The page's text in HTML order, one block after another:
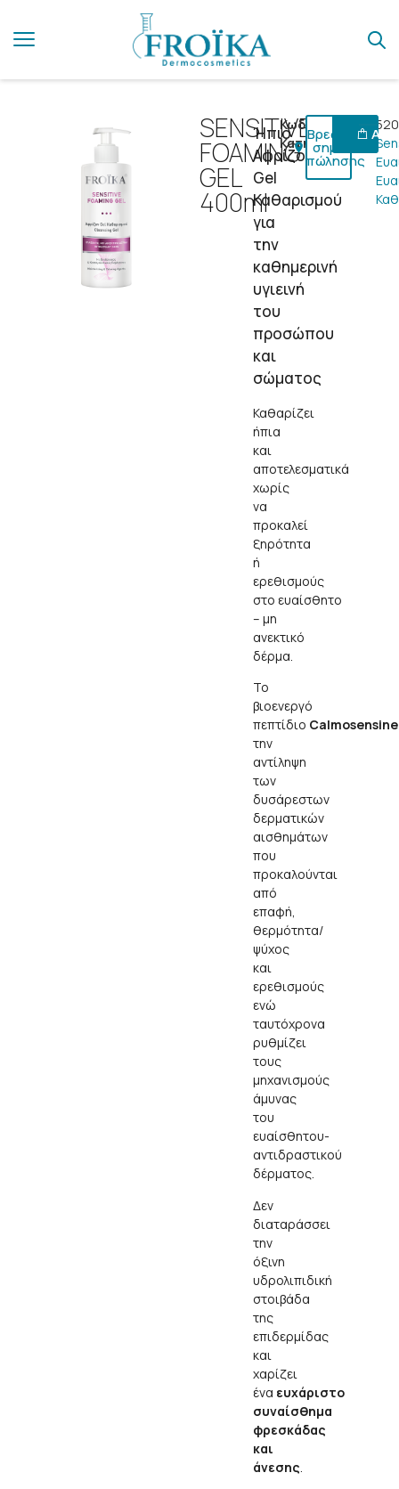
SENSITIVE
FOAMING
GEL
400ml
Ήπιο
Αφρίζον
Gel
Καθαρισμού
για
την
καθημερινή
υγιεινή
του
προσώπου
και
σώματος
Καθαρίζει
ήπια
και
αποτελεσματικά
χωρίς
να
προκαλεί
ξηρότητα
ή
ερεθισμούς
στο ευαίσθητο
– μη
ανεκτικό
δέρμα.
Το
βιοενεργό
πεπτίδιο Calmosensine
την
αντίληψη
των
δυσάρεστων
δερματικών
αισθημάτων
που
προκαλούνται
από
επαφή,
θερμότητα/
ψύχος
και
ερεθισμούς
ενώ
ταυτόχρονα
ρυθμίζει
τους
μηχανισμούς
άμυνας
του
ευαίσθητου-
αντιδραστικού
δέρματος.
Δεν
διαταράσσει
την
όξινη
υδρολιπιδική
στοιβάδα
της
επιδερμίδας
και
χαρίζει
ένα ευχάριστο
συναίσθημα
φρεσκάδας
και
άνεσης
Κωδικός:
Κατηγορίες:
Βρες ένα
σημείο
πώλησης